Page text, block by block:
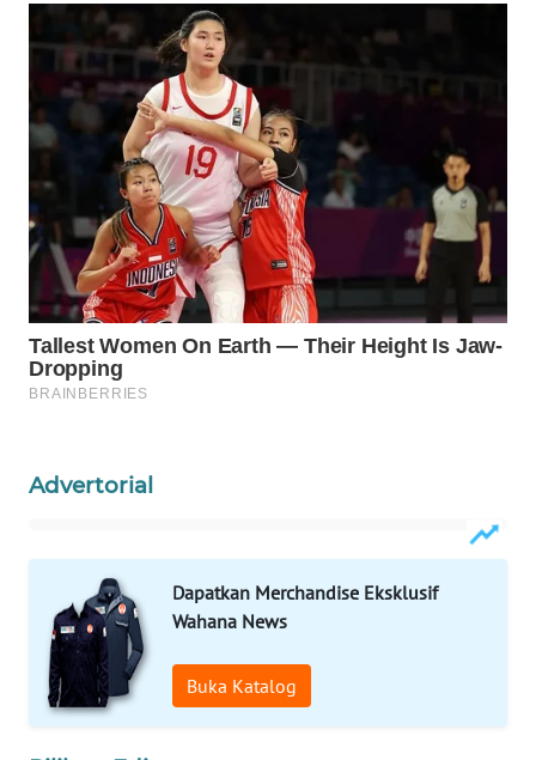
Advertorial
Dapatkan Merchandise Eksklusif
Wahana News
Buka Katalog
WAHANANEWS
WAHANA
SPORT
WAHANA
UMKM
WAHANA
SELEB
WAHANA
WAHANA
HEALTH
WAHANA
DESA
WISATA